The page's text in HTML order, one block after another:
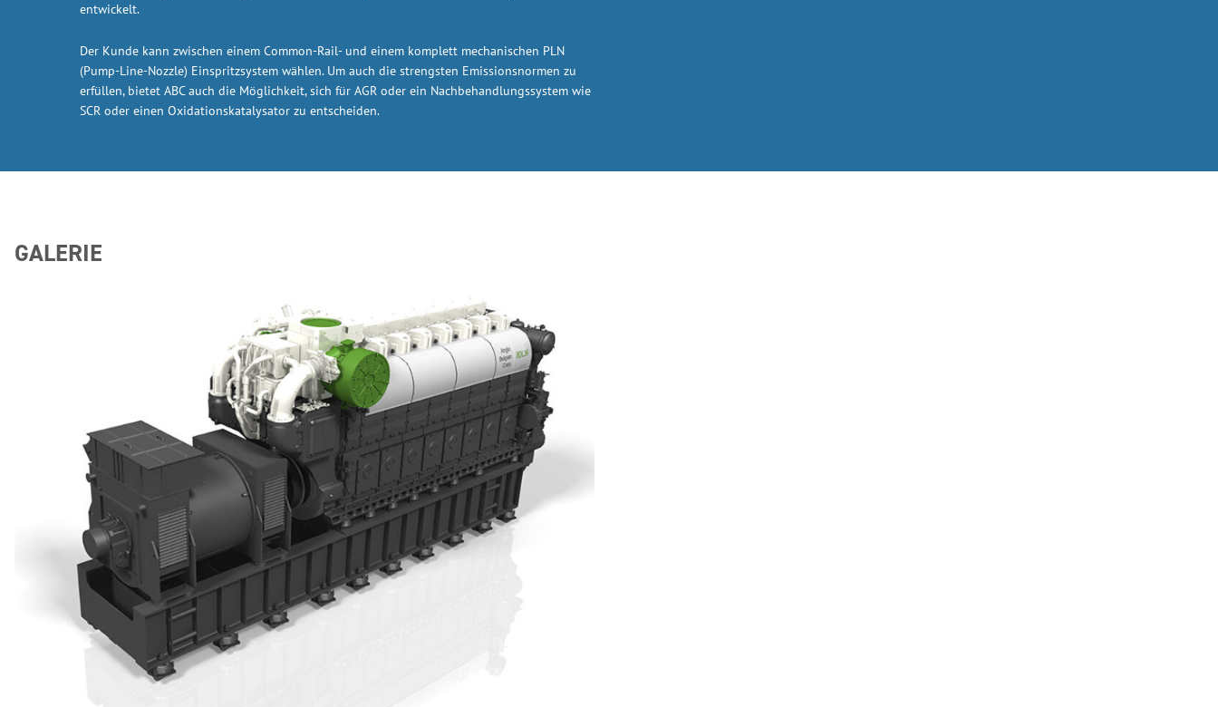
entwickelt.
Der Kunde kann zwischen einem Common-Rail- und einem komplett mechanischen PLN
(Pump-Line-Nozzle) Einspritzsystem wählen. Um auch die strengsten Emissionsnormen zu
erfüllen, bietet ABC auch die Möglichkeit, sich für AGR oder ein Nachbehandlungssystem wie
SCR oder einen Oxidationskatalysator zu entscheiden.
GALERIE